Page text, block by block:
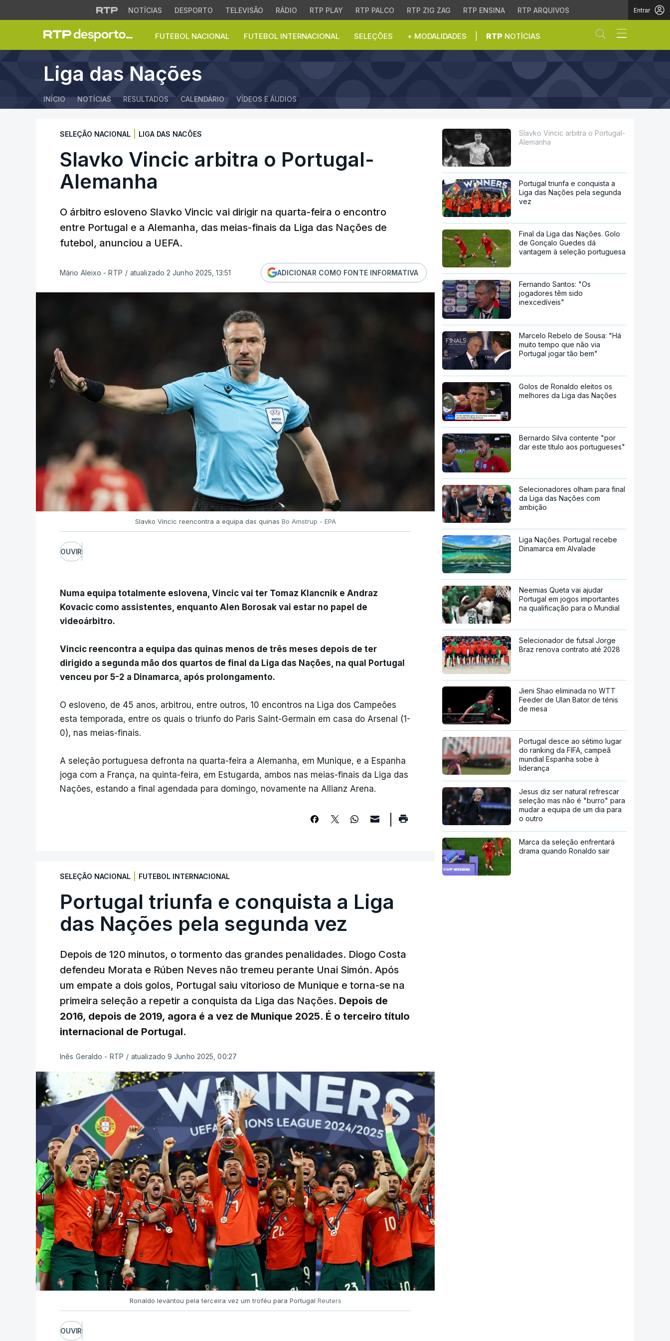
NOTÍCIAS DESPORTO TELEVISÃO RÁDIO RTP PLAY RTP PALCO RTP ZIG ZAG RTP ENSINA RTP ARQUIVOS Entrar
FUTEBOL NACIONAL FUTEBOL INTERNACIONAL SELEÇÕES + MODALIDADES RTP NOTÍCIAS Abrir campo
Slavko Vincic arbitra o Portugal-Alemanha
Liga das Nações
INÍCIO NOTÍCIAS RESULTADOS CALENDÁRIO VÍDEOS E ÁUDIOS
SELEÇÃO NACIONAL LIGA DAS NACÕES
Slavko Vincic arbitra o Portugal-
Alemanha
O árbitro esloveno Slavko Vincic vai dirigir na quarta-feira o encontro
entre Portugal e a Alemanha, das meias-finais da Liga das Nações de
futebol, anunciou a UEFA.
Mário Aleixo - RTP / atualizado 2 Junho 2025, 13:51 ADICIONAR COMO FONTE INFORMATIVA
Slavko Vincic reencontra a equipa das quinas Bo Amstrup - EPA
OUVIR
Numa equipa totalmente eslovena, Vincic vai ter Tomaz Klancnik e Andraz
Kovacic como assistentes, enquanto Alen Borosak vai estar no papel de
videoárbitro.
Vincic reencontra a equipa das quinas menos de três meses depois de ter
dirigido a segunda mão dos quartos de final da Liga das Nações, na qual Portugal
venceu por 5-2 a Dinamarca, após prolongamento.
O esloveno, de 45 anos, arbitrou, entre outros, 10 encontros na Liga dos Campeões
esta temporada, entre os quais o triunfo do Paris Saint-Germain em casa do Arsenal (1-
0), nas meias-finais.
A seleção portuguesa defronta na quarta-feira a Alemanha, em Munique, e a Espanha
joga com a França, na quinta-feira, em Estugarda, ambos nas meias-finais da Liga das
Nações, estando a final agendada para domingo, novamente na Allianz Arena.
SELEÇÃO NACIONAL FUTEBOL INTERNACIONAL
Portugal triunfa e conquista a Liga
das Nações pela segunda vez
Depois de 120 minutos, o tormento das grandes penalidades. Diogo Costa
defendeu Morata e Rúben Neves não tremeu perante Unai Simón. Após
um empate a dois golos, Portugal saiu vitorioso de Munique e torna-se na
primeira seleção a repetir a conquista da Liga das Nações. Depois de
2016, depois de 2019, agora é a vez de Munique 2025. É o terceiro título
internacional de Portugal.
Inês Geraldo - RTP / atualizado 9 Junho 2025, 00:27
Ronaldo levantou pela terceira vez um troféu para Portugal Reuters
OUVIR
Slavko Vincic arbitra o Portugal-
Alemanha
Portugal triunfa e conquista a
Liga das Nações pela segunda
vez
Final da Liga das Nações. Golo
de Gonçalo Guedes dá
vantagem à seleção portuguesa
Fernando Santos: "Os
jogadores têm sido
inexcedíveis"
Marcelo Rebelo de Sousa: "Há
muito tempo que não via
Portugal jogar tão bem"
Golos de Ronaldo eleitos os
melhores da Liga das Nações
Bernardo Silva contente "por
dar este título aos portugueses"
Selecionadores olham para final
da Liga das Nações com
ambição
Liga Nações. Portugal recebe
Dinamarca em Alvalade
Neemias Queta vai ajudar
Portugal em jogos importantes
na qualificação para o Mundial
Selecionador de futsal Jorge
Braz renova contrato até 2028
Jieni Shao eliminada no WTT
Feeder de Ulan Bator de ténis
de mesa
Portugal desce ao sétimo lugar
do ranking da FIFA, campeã
mundial Espanha sobe à
liderança
Jesus diz ser natural refrescar
seleção mas não é "burro" para
mudar a equipa de um dia para
o outro
Marca da seleção enfrentará
drama quando Ronaldo sair